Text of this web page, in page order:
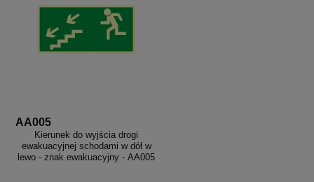
AA005
Kierunek do wyjścia drogi
ewakuacyjnej schodami w dół w
lewo - znak ewakuacyjny - AA005